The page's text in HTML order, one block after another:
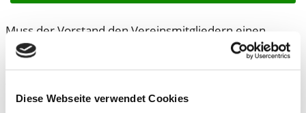
Diese Webseite verwendet Cookies
Muss der Vorstand den Vereinsmitgliedern einen
Rechenschaftsbericht vortragen? Was muss darin
stehen und welche Angaben dürfen darin niemals
Rechenschaftsberichts und was muss den Mitgliedern